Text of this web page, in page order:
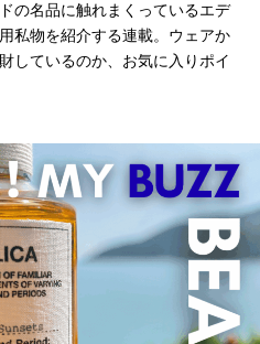
の名品に触れまくっているエデ
私物を紹介する連載。ウェアか
しているのか、お気に入りポイ